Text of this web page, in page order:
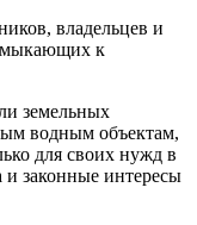
владельцев и
к
земельных
водным объектам,
для своих нужд в
и законные интересы